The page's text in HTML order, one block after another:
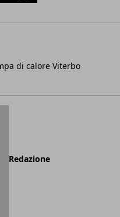
di calore Viterbo
Redazione